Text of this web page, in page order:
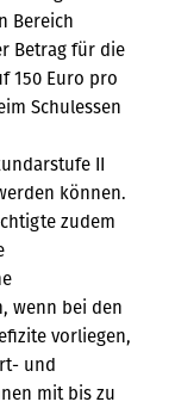
Bereich
Betrag für die
150 Euro pro
Schulessen
II
können.
zudem
wenn bei den
vorliegen,
und
mit bis zu